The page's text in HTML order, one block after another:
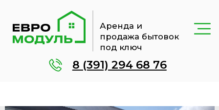
Аренда и
продажа бытовок
под ключ
8 (391) 294 68 76